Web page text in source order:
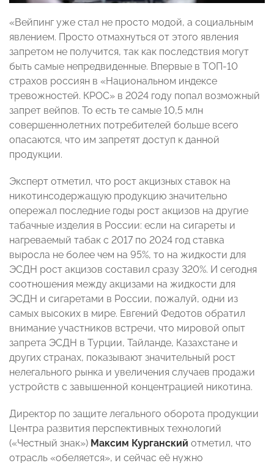
«Вейпинг уже стал не просто модой, а социальным
явлением. Просто отмахнуться от этого явления
запретом не получится, так как последствия могут
быть самые непредвиденные. Впервые в ТОП-10
страхов россиян в «Национальном индексе
тревожностей. КРОС» в 2024 году попал возможный
запрет вейпов. То есть те самые 10,5 млн
совершеннолетних потребителей больше всего
опасаются, что им запретят доступ к данной
продукции.
Эксперт отметил, что рост акцизных ставок на
никотинсодержащую продукцию значительно
опережал последние годы рост акцизов на другие
табачные изделия в России: если на сигареты и
нагреваемый табак с 2017 по 2024 год ставка
выросла не более чем на 95%, то на жидкости для
ЭСДН рост акцизов составил сразу 320%. И сегодня
соотношения между акцизами на жидкости для
ЭСДН и сигаретами в России, пожалуй, одни из
самых высоких в мире. Евгений Федотов обратил
внимание участников встречи, что мировой опыт
запрета ЭСДН в Турции, Тайланде, Казахстане и
других странах, показывают значительный рост
нелегального рынка и увеличения случаев продажи
устройств с завышенной концентрацией никотина.
Директор по защите легального оборота продукции
Центра развития перспективных технологий
(«Честный знак») Максим Курганский отметил, что
отрасль «обеляется», и сейчас её нужно